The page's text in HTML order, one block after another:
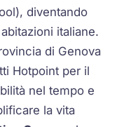
diventando
italiane.
di Genova
Hotpoint per il
nel tempo e
la vita